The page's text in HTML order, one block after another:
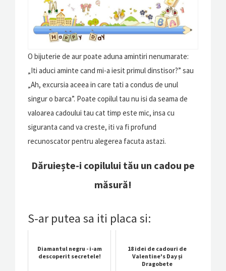
O bijuterie de aur poate aduna amintiri nenumarate:
„Iti aduci aminte cand mi-a iesit primul dinstisor?” sau
„Ah, excursia aceea in care tati a condus de unul
singur o barca”. Poate copilul tau nu isi da seama de
valoarea cadoului tau cat timp este mic, insa cu
siguranta cand va creste, iti va fi profund
recunoscator pentru alegerea facuta astazi.
Dăruiește-i copilului tău un cadou pe
măsură!
S-ar putea sa iti placa si:
Diamantul negru - i-am
descoperit secretele!
18 idei de cadouri de
Valentine's Day și
Dragobete